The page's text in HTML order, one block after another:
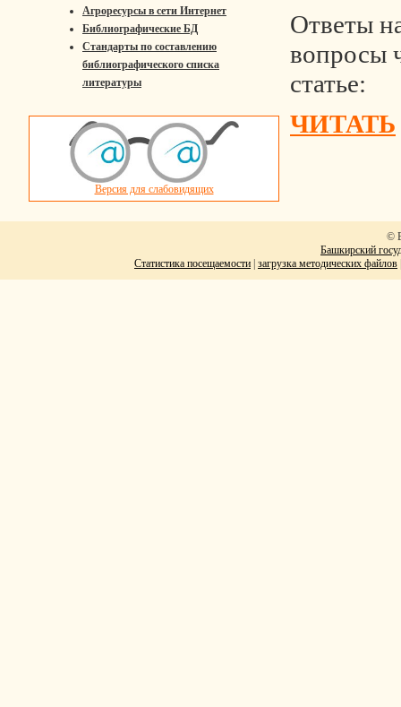
Агроресурсы в сети Интернет
Библиографические БД
Стандарты по составлению
библиографического списка
литературы
Версия для слабовидящих
Ответы
вопросы
статье:
ЧИТАТЬ
©
Башкирский
Статистика посещаемости загрузка методических файлов